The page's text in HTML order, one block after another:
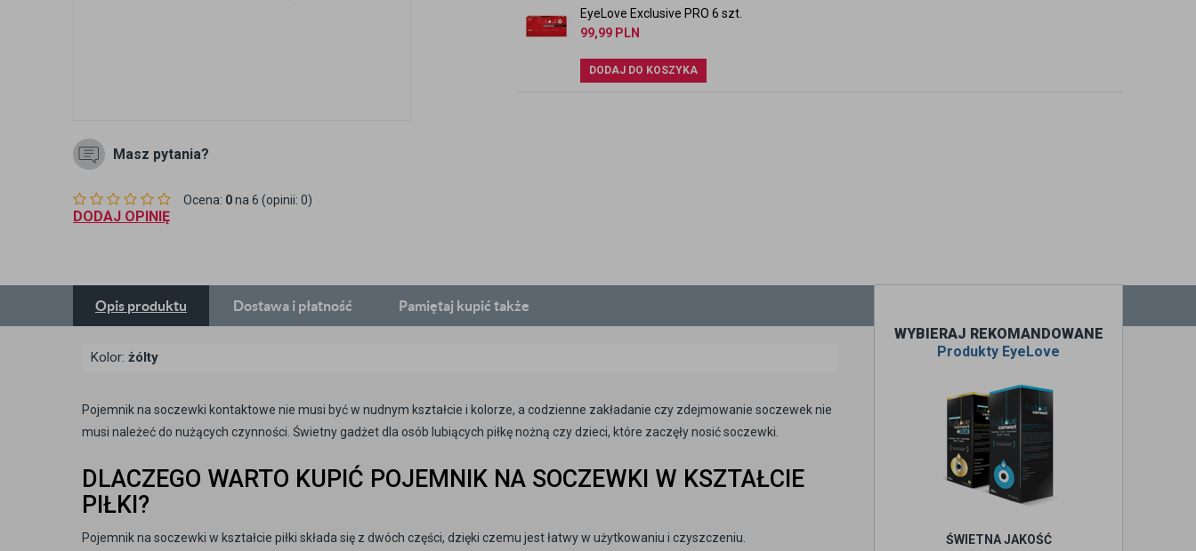
Masz pytania?
Ocena: 0na 6 (opinii: 0)
DODAJ OPINIĘ
EyeLove Exclusive PRO 6 szt.
99,99 PLN
DODAJ DO KOSZYKA
Opis produktu Dostawa i płatność Pamiętaj kupić także
Kolor: żólty
Pojemnik na soczewki kontaktowe nie musi być w nudnym kształcie i kolorze, a codzienne zakładanie czy zdejmowanie soczewek nie
musi należeć do nużących czynności. Świetny gadżet dla osób lubiących piłkę nożną czy dzieci, które zaczęły nosić soczewki.
DLACZEGO WARTO KUPIĆ POJEMNIK NA SOCZEWKI W KSZTAŁCIE
PIŁKI?
Pojemnik na soczewki w kształcie piłki składa się z dwóch części, dzięki czemu jest łatwy w użytkowaniu i czyszczeniu.
WYBIERAJ REKOMANDOWANE
Produkty EyeLove
ŚWIETNA JAKOŚĆ